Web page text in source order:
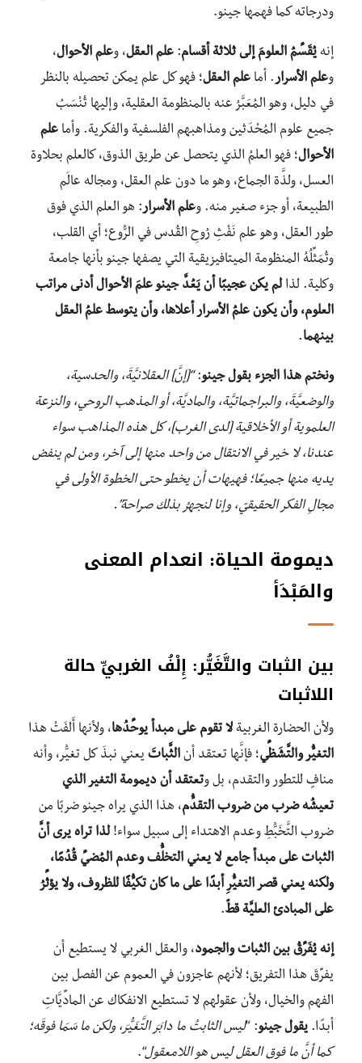
ودرجاته كما فهمها جينو.
إنهيُقَسِّمُ العلومَ إلى ثلاثة أقسام: علم العقل، وعلم الأحوال،
وعلم الأسرار. أما علم العقل؛ فهو كل علم يمكن تحصيله بالنظر
في دليل، وهو المُعَبَّرُ عنه بالمنظومة العقلية، وإليها تُنْسَبُ
جميع علوم المُحْدَثين ومذاهبهم الفلسفية والفكرية. وأما علم
الأحوال؛ فهو العلمُ الذي يتحصل عن طريق الذوق، كالعلم بحلاوة
العسل، ولذَّة الجماع، وهو ما دون علم العقل، ومجاله عالَم
الطبيعة، أو جزء صغير منه. وعلم الأسرار: هو العلم الذي فوق
طور العقل، وهو علم نَفْثِ رُوحِ القُدس في الرُّوع؛ أي القلب،
وتُمَثِّلُهُ المنظومة الميتافيزيقية التي يصفها جينو بأنها جامعة
وكلية. لذا لم يكن عجيبًا أن يَعُدَّ جينو علمَ الأحوال أدنى مراتب
العلوم، وأن يكون علمُ الأسرار أعلاها، وأن يتوسط علمُ العقل
بينهما.
ونختم هذا الجزء بقول جينو:“[إنَّ] العقلانيَّةَ، والحدسية،
والوضعيَّةَ، والبراجماتيَّة، والماديَّة، أو المذهب الروحي، والنزعة
العلموية أو الأخلاقية [لدى الغرب]، كل هذه المذاهب سواء
عندنا، لا خير في الانتقال من واحد منها إلى آخر، ومن لم ينفض
يديه منها جميعًا؛ فهيهات أن يخطو حتى الخطوة الأولى في
مجالِ الفكر الحقيقيّ، وإنا لنجهرُ بذلك صراحة”.
ديمومة الحياة: انعدام المعنى
والمَبْدَأ
بين الثبات والتَّغَيُّر: إِلْفُ الغربيِّ حالة
اللاثبات
ولأن الحضارة الغربية لا تقوم على مبدأ يوحِّدُها، ولأنها أَلِفَتْ هذا
التغيُّر والتَّشَظِّي؛ فإنَّها تعتقد أن الثَّباتَ يعني نبذَ كل تغيُّر، وأنه
منافٍ للتطور والتقدم، بل وتعتقد أن ديمومة التغير الذي
تعيشُه ضرب من ضروب التقدُّم، هذا الذي يراه جينو ضربًا من
ضروب التَّخَبُّطِ وعدم الاهتداء إلى سبيل سواء! لذا تراه يرى أنَّ
الثبات على مبدأ جامع لا يعني التخلُّف وعدم المُضيِّ قُدُمًا،
ولكنه يعني قصر التغيُّرِ أبدًا على ما كان تكيُّفًا للظروف، ولا يؤثِّرُ
على المبادئ العليَّة قطّ.
إنه يُفَرِّقُ بين الثبات والجمود، والعقل الغربي لا يستطيع أن
يفرِّقَ هذا التفريق؛ لأنهم عاجزون في العموم عن الفصل بين
الفهم والخيال، ولأن عقولهم لا تستطيع الانفكاك عن المادِّيَّاتِ
أبدًا.يقول جينو: “ليس الثابتُ ما دابَرَ التَّغَيُّرَ، ولكن ما سَمَا فوقَه؛
كما أنَّ ما فوق العقل ليس هو اللامعقول“.